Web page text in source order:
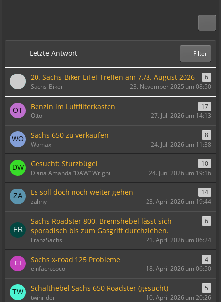
Letzte Antwort Filter
20. Sachs-Biker Eifel-Treffen am 7./8. August 2026
6
Sachs-Biker
23. November 2025 um 08:50
Benzin im Luftfilterkasten
17
Otto
27. Juli 2026 um 14:13
Sachs 650 zu verkaufen
8
Womax
24. Juli 2026 um 11:38
Gesucht: Sturzbügel
10
Diana Amanda “DAW” Wright
24. Juni 2026 um 19:16
Es soll doch noch weiter gehen
14
zahny
23. April 2026 um 19:44
Sachs Roadster 800, Bremshebel lässt sich
sporadisch bis zum Gasgriff durchziehen.
6
FranzSachs 21. April 2026 um 06:24
Sachs x-road 125 Probleme
4
einfach.coco
18. April 2026 um 06:50
Schalthebel Sachs 650 Roadster (gesucht)
5
twinrider
10. April 2026 um 20:26